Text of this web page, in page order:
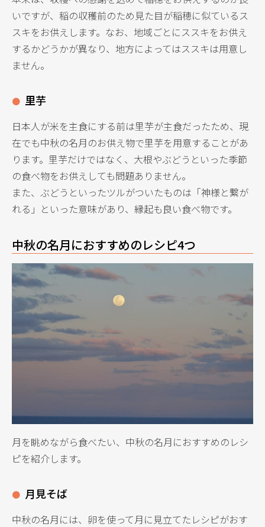
いですが、稲の収穫前のため見た目が稲穂に似ているス
スキをお供えします。なお、地域ごとにススキをお供え
するかどうかが異なり、地方によってはススキは用意し
ません。
里芋
日本人が米を主食にする前は里芋が主食だったため、現
在でも中秋の名月のお供え物で里芋を用意することがあ
ります。里芋だけではなく、大根やぶどうといった季節
の食べ物をお供えしても問題ありません。
また、ぶどうといったツルがついたものは「神様と繋が
れる」といった意味があり、縁起も良い食べ物です。
中秋の名月におすすめのレシピ4つ
月を眺めながら食べたい、中秋の名月におすすめのレシ
ピを紹介します。
月見そば
中秋の名月には、卵を使って月に見立てたレシピがおす